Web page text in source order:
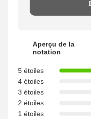
Aperçu de la
notation
5 étoiles
4 étoiles
3 étoiles
2 étoiles
1 étoiles